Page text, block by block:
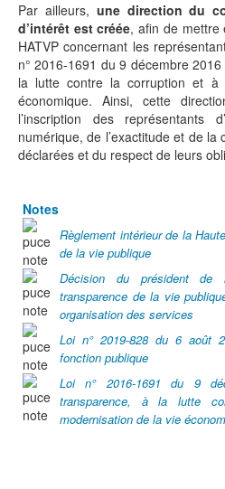
Par ailleurs, une direction du
d’intérêt est créée, afin de
HATVP concernant les
n° 2016-1691 du 9 décembre
la lutte contre la corruption et
économique. Ainsi, cette
l’inscription des représentants
numérique, de l’exactitude et de
déclarées et du respect de leurs
Notes
Règlement intérieur de la
de la vie publique
Décision du président
transparence de la vie
organisation des services
Loi n° 2019-828 du 6 août
fonction publique
Loi n° 2016-1691 du 9
transparence, à la lutte
modernisation de la vie